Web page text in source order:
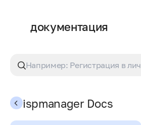
документация
ispmanager Docs